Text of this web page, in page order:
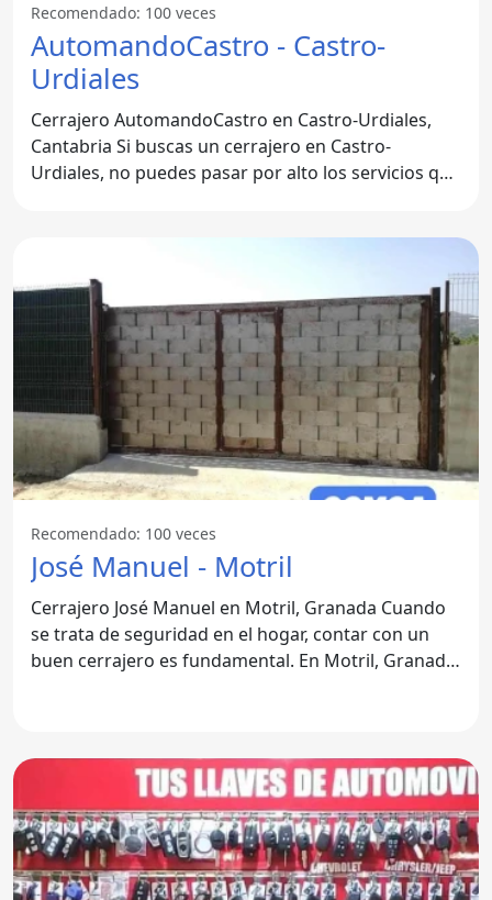
Recomendado: 100 veces
AutomandoCastro - Castro-
Urdiales
Cerrajero AutomandoCastro en Castro-Urdiales,
Cantabria Si buscas un cerrajero en Castro-
Urdiales, no puedes pasar por alto los servicios que
Recomendado: 100 veces
José Manuel - Motril
Cerrajero José Manuel en Motril, Granada Cuando
se trata de seguridad en el hogar, contar con un
buen cerrajero es fundamental. En Motril, Granada,